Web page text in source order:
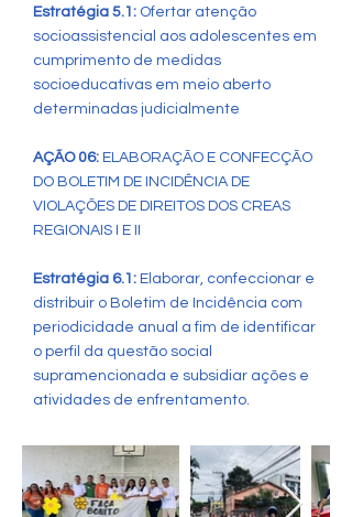
Estratégia 5.1: Ofertar atenção
socioassistencial aos adolescentes em
cumprimento de medidas
socioeducativas em meio aberto
determinadas judicialmente
AÇÃO 06: ELABORAÇÃO E CONFECÇÃO
DO BOLETIM DE INCIDÊNCIA DE
VIOLAÇÕES DE DIREITOS DOS CREAS
REGIONAIS I E II
Estratégia 6.1: Elaborar, confeccionar e
distribuir o Boletim de Incidência com
periodicidade anual a fim de identificar
o perfil da questão social
supramencionada e subsidiar ações e
atividades de enfrentamento.